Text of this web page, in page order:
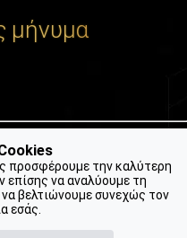
προσφέρουμε την καλύτερη
επίσης να αναλύουμε τη
βελτιώνουμε συνεχώς τον
εσάς.
μήνυμα
Google